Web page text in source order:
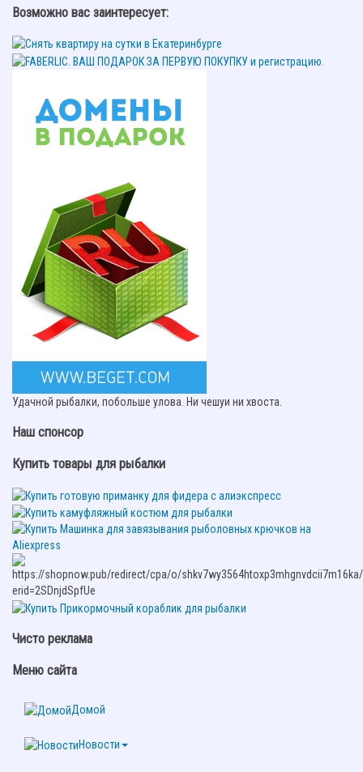
Возможно вас заинтересует:
Удачной рыбалки, побольше улова. Ни чешуи ни хвоста.
Наш спонсор
Купить товары для рыбалки
Чисто реклама
Меню сайта
Домой
Новости